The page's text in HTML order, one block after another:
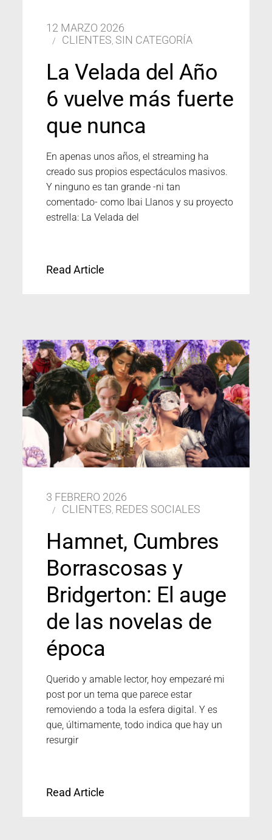
12 MARZO 2026
CLIENTES SIN CATEGORÍA
La Velada del Año
6 vuelve más fuerte
que nunca
En apenas unos años, el streaming ha
creado sus propios espectáculos masivos.
Y ninguno es tan grande -ni tan
comentado- como Ibai Llanos y su proyecto
estrella: La Velada del
Read Article
3 FEBRERO 2026
CLIENTES REDES SOCIALES
Hamnet, Cumbres
Borrascosas y
Bridgerton: El auge
de las novelas de
época
Querido y amable lector, hoy empezaré mi
post por un tema que parece estar
removiendo a toda la esfera digital. Y es
que, últimamente, todo indica que hay un
resurgir
Read Article